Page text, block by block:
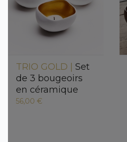
TRIO GOLD | Set
de 3 bougeoirs
en céramique
56,00 €